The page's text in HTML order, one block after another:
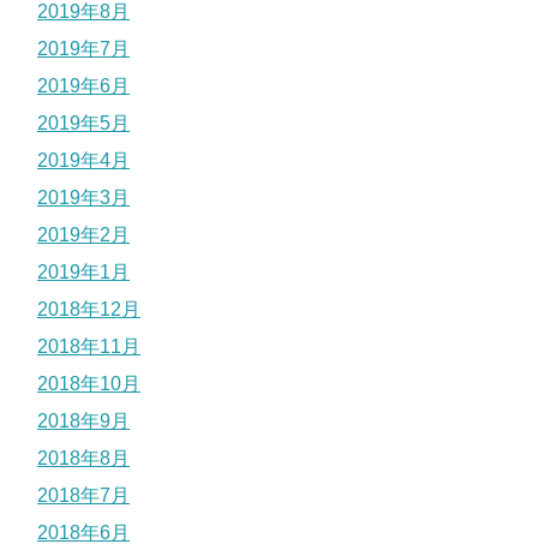
2019年8月
2019年7月
2019年6月
2019年5月
2019年4月
2019年3月
2019年2月
2019年1月
2018年12月
2018年11月
2018年10月
2018年9月
2018年8月
2018年7月
2018年6月